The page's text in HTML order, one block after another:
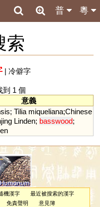
粵
普
索
| 冷僻字
到 1 個
意義
; Tilia miqueliana;Chinese
Linden; basswood;
機漢字
最近被搜索的漢字
免責聲明 意見簿